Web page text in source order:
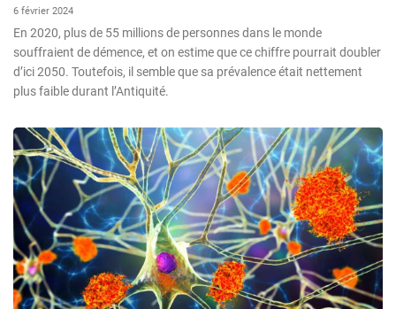
6 février 2024
En 2020, plus de 55 millions de personnes dans le monde
souffraient de démence, et on estime que ce chiffre pourrait doubler
d’ici 2050. Toutefois, il semble que sa prévalence était nettement
plus faible durant l’Antiquité.